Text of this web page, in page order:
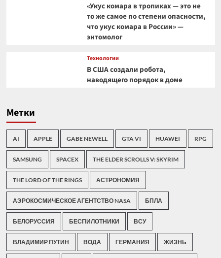
«Укус комара в тропиках — это не
то же самое по степени опасности,
что укус комара в России» —
энтомолог
Технологии
В США создали робота,
наводящего порядок в доме
Метки
AI APPLE GABE NEWELL GTA VI HUAWEI RPG
SAMSUNG SPACEX THE ELDER SCROLLS V: SKYRIM
THE LORD OF THE RINGS АСТРОНОМИЯ
АЭРОКОСМИЧЕСКОЕ АГЕНТСТВО NASA БПЛА
БЕЛОРУССИЯ БЕСПИЛОТНИКИ ВСУ
ВЛАДИМИР ПУТИН ВОДА ГЕРМАНИЯ ЖИЗНЬ